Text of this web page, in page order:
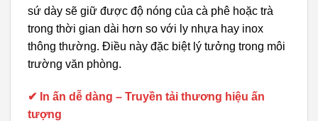
sứ dày sẽ giữ được độ nóng của cà phê hoặc trà
trong thời gian dài hơn so với ly nhựa hay inox
thông thường. Điều này đặc biệt lý tưởng trong môi
trường văn phòng.
✔ In ấn dễ dàng – Truyền tải thương hiệu ấn
tượng